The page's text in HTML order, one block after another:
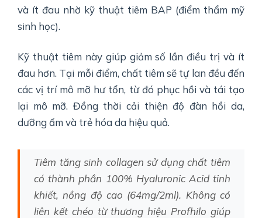
và ít đau nhờ kỹ thuật tiêm BAP (điểm thẩm mỹ
sinh học).
Kỹ thuật tiêm này giúp giảm số lần điều trị và ít
đau hơn. Tại mỗi điểm, chất tiêm sẽ tự lan đều đến
các vị trí mô mỡ hư tổn, từ đó phục hồi và tái tạo
lại mô mỡ. Đồng thời cải thiện độ đàn hồi da,
dưỡng ẩm và trẻ hóa da hiệu quả.
Tiêm tăng sinh collagen sử dụng chất tiêm
có thành phần 100% Hyaluronic Acid tinh
khiết, nồng độ cao (64mg/2ml). Không có
liên kết chéo từ thương hiệu Profhilo giúp